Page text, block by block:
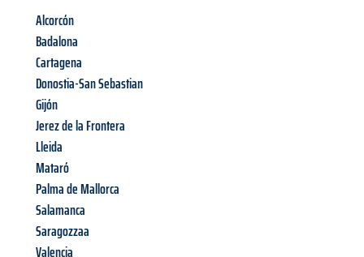
Alcorcón
Badalona
Cartagena
Donostia-San Sebastian
Gijón
Jerez de la Frontera
Lleida
Mataró
Palma de Mallorca
Salamanca
Saragozzaa
Valencia